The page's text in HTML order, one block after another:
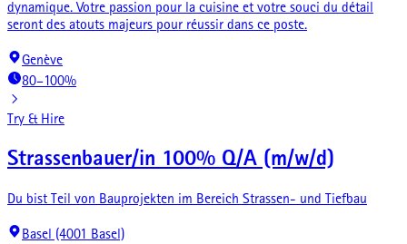
dynamique. Votre passion pour la cuisine et votre souci du détail
seront des atouts majeurs pour réussir dans ce poste.
Genève
80–100%
Try & Hire
Strassenbauer/in 100% Q/A (m/w/d)
Du bist Teil von Bauprojekten im Bereich Strassen- und Tiefbau
Basel (4001 Basel)